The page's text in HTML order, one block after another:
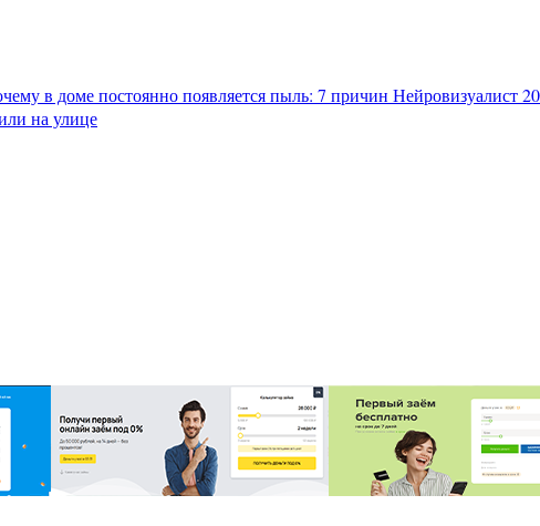
в доме постоянно появляется пыль: 7 причин Нейровизуалист
на улице